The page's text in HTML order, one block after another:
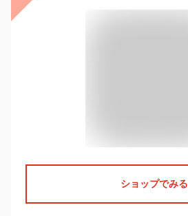
ショップでみる